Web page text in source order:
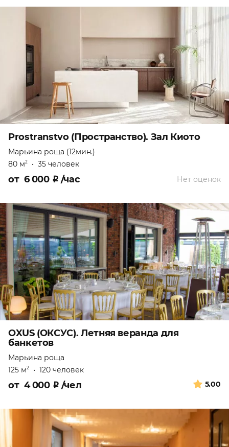
Prostranstvo (Пространство). Зал Киото
Марьина роща (12мин.)
80 м2 • 35 человек
Нет оценок
от 6 000 ₽ /час
OXUS (ОКСУС). Летняя веранда для
банкетов
Марьина роща
125 м2 • 120 человек
5.00
от 4 000 ₽ /чел